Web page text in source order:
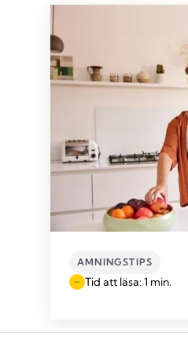
AMNINGSTIPS
Tid att läsa: 1 min.